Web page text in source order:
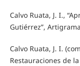
Calvo Ruata, J. I.,
Gutiérrez”,
Calvo Ruata, J. I.
Restauraciones de